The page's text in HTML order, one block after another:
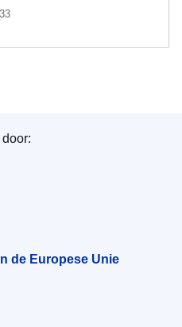
de Europese Unie
de Europese Unie